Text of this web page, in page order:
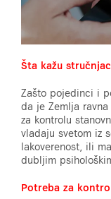
Šta kažu
Zašto pojedinci i
da je Zemlja
za kontrolu
vladaju svetom iz
lakoverenost, ili
dubljim
Potreba za